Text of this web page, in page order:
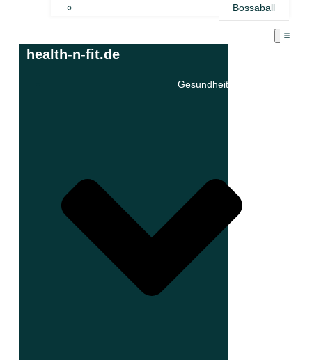
Bossaball
health-n-fit.de
Gesundheit